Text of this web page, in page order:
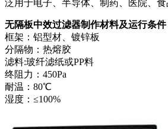
泛用于电子、半导体、制药、医院、食
无隔板中效过滤器制作材料及运行条件
框架：铝型材、镀锌板
分隔物：热熔胶
滤料:玻纤滤纸或PP料
终阻力：450Pa
耐温：80℃
湿度：≤100%